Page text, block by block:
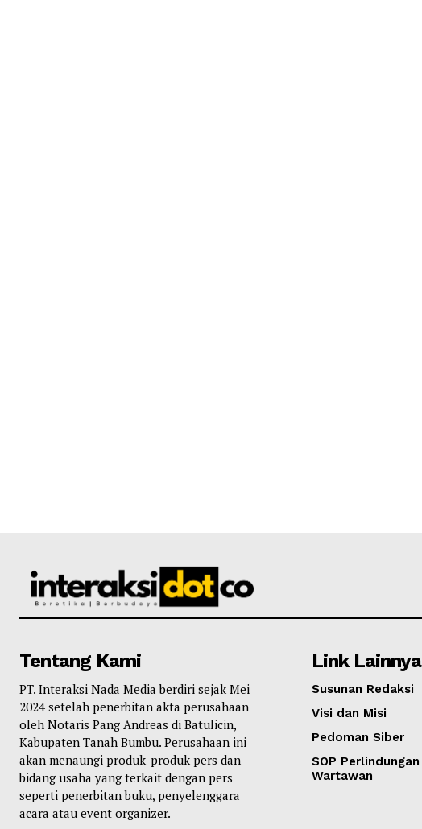
Tentang Kami
PT. Interaksi Nada Media berdiri sejak Mei
2024 setelah penerbitan akta perusahaan
oleh Notaris Pang Andreas di Batulicin,
Kabupaten Tanah Bumbu. Perusahaan ini
akan menaungi produk-produk pers dan
bidang usaha yang terkait dengan pers
seperti penerbitan buku, penyelenggara
acara atau event organizer.
Link Lainnya
Susunan Redaksi
Visi dan Misi
Pedoman Siber
SOP Perlindungan
Wartawan